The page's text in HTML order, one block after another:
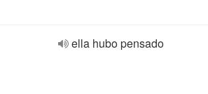
ella hubo pensado